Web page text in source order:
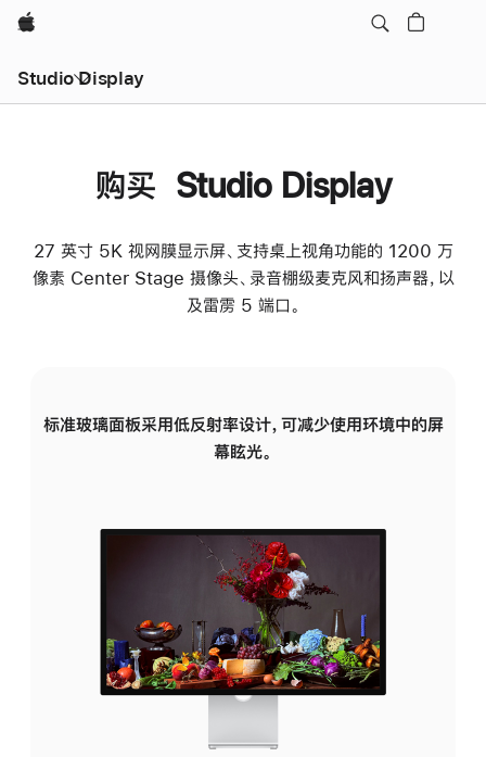
Apple
Studio Display
购买 Studio Display
27 英寸 5K 视网膜显示屏、支持桌上视角功能的 1200 万
像素 Center Stage 摄像头、录音棚级麦克风和扬声器，以
及雷雳 5 端口。
标准玻璃面板采用低反射率设计，可减少使用环境中的屏
幕眩光。